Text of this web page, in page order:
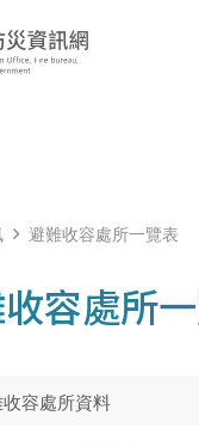
避難收容處所一覽表
容處所
容處所資料